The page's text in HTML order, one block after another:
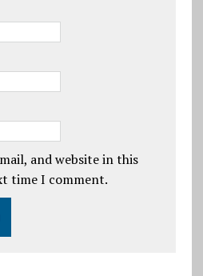
and website in this
time I comment.